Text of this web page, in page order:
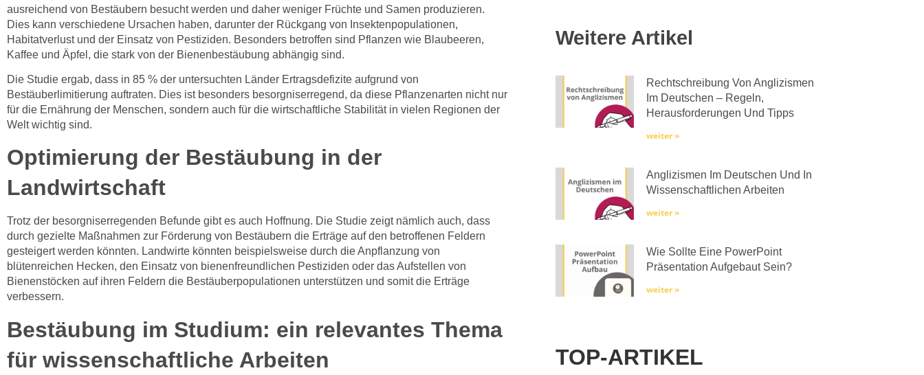
ausreichend von Bestäubern besucht werden und daher weniger Früchte und Samen produzieren.
Dies kann verschiedene Ursachen haben, darunter der Rückgang von Insektenpopulationen,
Habitatverlust und der Einsatz von Pestiziden. Besonders betroffen sind Pflanzen wie Blaubeeren,
Kaffee und Äpfel, die stark von der Bienenbestäubung abhängig sind.
Die Studie ergab, dass in 85 % der untersuchten Länder Ertragsdefizite aufgrund von
Bestäuberlimitierung auftraten. Dies ist besonders besorgniserregend, da diese Pflanzenarten nicht nur
für die Ernährung der Menschen, sondern auch für die wirtschaftliche Stabilität in vielen Regionen der
Welt wichtig sind.
Optimierung der Bestäubung in der
Landwirtschaft
Trotz der besorgniserregenden Befunde gibt es auch Hoffnung. Die Studie zeigt nämlich auch, dass
durch gezielte Maßnahmen zur Förderung von Bestäubern die Erträge auf den betroffenen Feldern
gesteigert werden könnten. Landwirte könnten beispielsweise durch die Anpflanzung von
blütenreichen Hecken, den Einsatz von bienenfreundlichen Pestiziden oder das Aufstellen von
Bienenstöcken auf ihren Feldern die Bestäuberpopulationen unterstützen und somit die Erträge
verbessern.
Bestäubung im Studium: ein relevantes Thema
für wissenschaftliche Arbeiten
Weitere Artikel
Rechtschreibung Von Anglizismen
Im Deutschen – Regeln,
Herausforderungen Und Tipps
weiter »
Anglizismen Im Deutschen Und In
Wissenschaftlichen Arbeiten
weiter »
Wie Sollte Eine PowerPoint
Präsentation Aufgebaut Sein?
weiter »
TOP-ARTIKEL